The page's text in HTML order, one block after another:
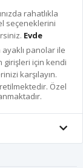
rahatlıkla
seçeneklerini
Evde
panolar ile
girişleri için kendi
karşılayın.
Özel